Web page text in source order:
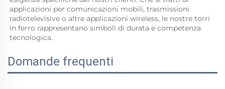
applicazioni per comunicazioni mobili, trasmissioni
radiotelevisive o altre applicazioni wireless, le nostre torri
in ferro rappresentano simboli di durata e competenza
tecnologica.
Domande frequenti